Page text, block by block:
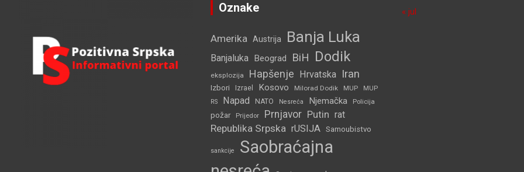
Oznake
Amerika Austrija Banja Luka
Banjaluka Beograd BiH Dodik
eksplozija Hapšenje Hrvatska Iran
Izbori Izrael Kosovo Milorad Dodik MUP
MUP
RS
Napad NATO Nesreća Njemačka Policija
požar Prijedor Prnjavor Putin rat
Republika Srpska rUSIJA Samoubistvo
sankcije
Saobraćajna
« jul